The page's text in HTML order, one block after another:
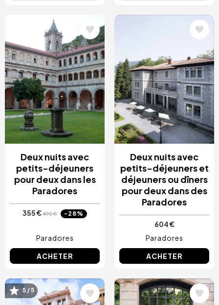
Image
Deux nuits avec
petits-déjeuners
pour deux dans les
Paradores
355 €495 € -28%
Paradores
ACHETER
Deux nuits avec
petits-déjeuners et
déjeuners ou dîners
pour deux dans des
Paradores
604 €
Paradores
ACHETER
Image
5 / 5 Image